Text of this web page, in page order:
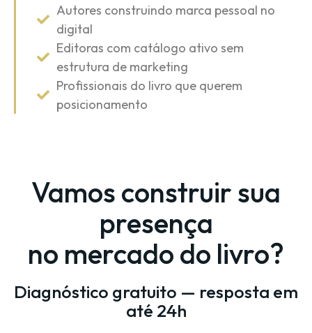
Autores construindo marca pessoal no
digital
Editoras com catálogo ativo sem
estrutura de marketing
Profissionais do livro que querem
posicionamento
Vamos construir sua
presença
no mercado do livro?
Diagnóstico gratuito — resposta em
até 24h